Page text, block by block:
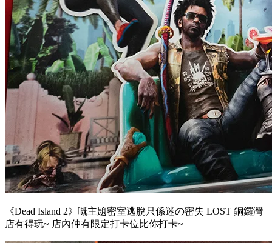
《Dead Island 2》嘅主題密室逃脫只係迷の密失 LOST 銅鑼灣
店有得玩~ 店內仲有限定打卡位比你打卡~